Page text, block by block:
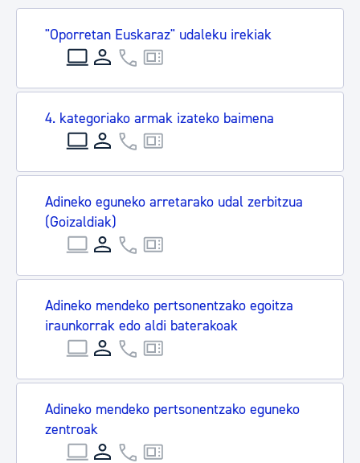
"Oporretan Euskaraz" udaleku irekiak
4. kategoriako armak izateko baimena
Adineko eguneko arretarako udal zerbitzua
(Goizaldiak)
Adineko mendeko pertsonentzako egoitza
iraunkorrak edo aldi baterakoak
Adineko mendeko pertsonentzako eguneko
zentroak